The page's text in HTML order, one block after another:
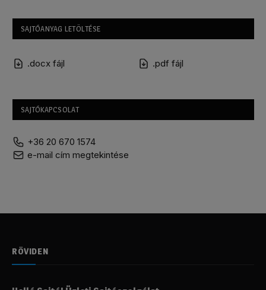
SAJTÓANYAG LETÖLTÉSE
.docx fájl .pdf fájl
SAJTÓKAPCSOLAT
+36 20 670 1574
e-mail cím megtekintése
RÖVIDEN